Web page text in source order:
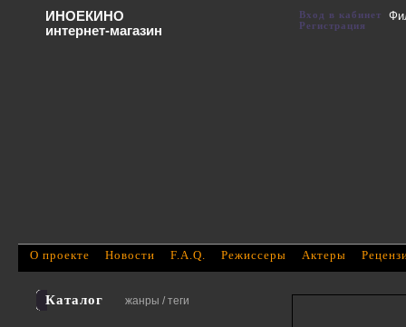
Каталог жанры / теги
О проекте Новости F.A.Q. Режиссеры Актеры
ИНОЕКИНО
интернет-магазин
Вход в кабинет
Регистрация